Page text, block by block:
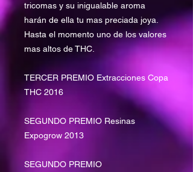
tricomas y su inigualable aroma
harán de ella tu mas preciada joya.
Hasta el momento uno de los valores
mas altos de THC.
TERCER PREMIO Extracciones Copa
THC 2016
SEGUNDO PREMIO Resinas
Expogrow 2013
SEGUNDO PREMIO